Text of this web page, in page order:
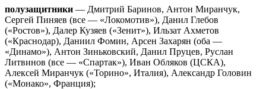
полузащитники — Дмитрий Баринов, Антон Миранчук,
Сергей Пиняев (все — «Локомотив»), Данил Глебов
(«Ростов»), Далер Кузяев («Зенит»), Ильзат Ахметов
(«Краснодар), Даниил Фомин, Арсен Захарян (оба —
«Динамо»), Антон Зиньковский, Данил Пруцев, Руслан
Литвинов (все — «Спартак»), Иван Обляков (ЦСКА),
Алексей Миранчук («Торино», Италия), Александр Головин
(«Монако», Франция);